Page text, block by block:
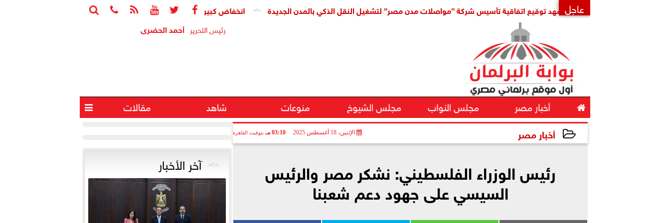





 عاجل انخفاض كبير فى سعر الدولار مقابل الجنيه صباح اليوم مدبولي يشهد توقيع اتفاقية تأسيس شركة ”مواصلات مدن مصر” لتشغيل النقل الذكي بالمدن الجديدة
رئيس التحرير أحمد الحضرى
 أخبار مصر مجلس النواب مجلس الشيوخ منوعات شاهد مقالات 
أخبار مصر الإثنين، 18 أغسطس 2025 03:10 مـ بتوقيت القاهرة
رئيس الوزراء الفلسطيني: نشكر مصر والرئيس
السيسي على جهود دعم شعبنا
آخر الأخبار